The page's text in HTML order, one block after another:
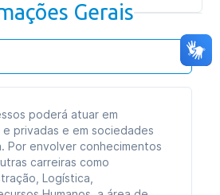
Gerais
poderá atuar em
e privadas e em sociedades
Por envolver conhecimentos
carreiras como
Logística,